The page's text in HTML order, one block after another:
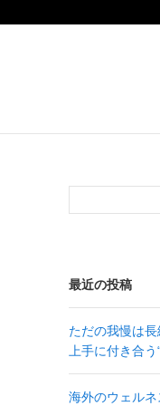
最近の投稿
ただの我慢は
上手に付き合
海外のウェル